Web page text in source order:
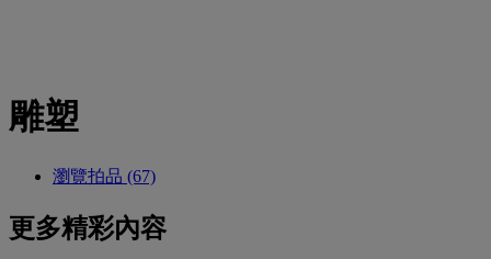
雕塑
瀏覽拍品 (67)
更多精彩內容